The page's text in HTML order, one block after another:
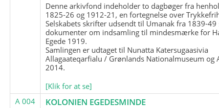
Denne arkivfond indeholder to dagbøger fra
1825-26 og 1912-21, en fortegnelse over
Selskabets skrifter udsendt til Umanak fra 1839-49
dokumenter om indsamling til mindesmærke for
Egede 1919.
Samlingen er udtaget til Nunatta Katersugaasivia
Allagaateqarfialu / Grønlands Nationalmuseum og
2014.
[Klik for at se]
A 004
KOLONIEN EGEDESMINDE